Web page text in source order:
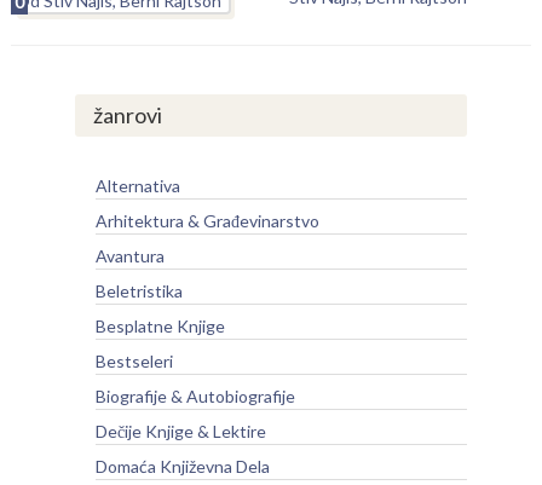
žanrovi
Alternativa
Arhitektura & Građevinarstvo
Avantura
Beletristika
Besplatne Knjige
Bestseleri
Biografije & Autobiografije
Dečije Knjige & Lektire
Domaća Književna Dela